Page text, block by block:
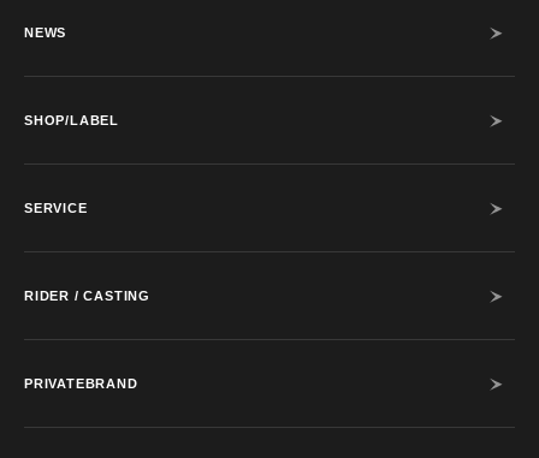
NEWS
SHOP/LABEL
SERVICE
RIDER / CASTING
PRIVATEBRAND